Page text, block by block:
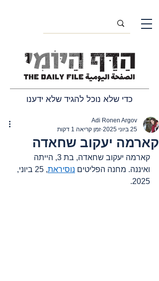
כדי שלא נוכל להגיד שלא ידענו
קארמה יעקוב שחאדה
Adi Ronen Argov
25 ביוני 2025
זמן קריאה 1 דקות
קארמה יעקוב שחאדה, בת 3, הייתה
ואיננה. מחנה הפליטים נוסיראת
, 25 ביוני,
2025.